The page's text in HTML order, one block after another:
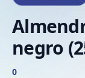
negro
0